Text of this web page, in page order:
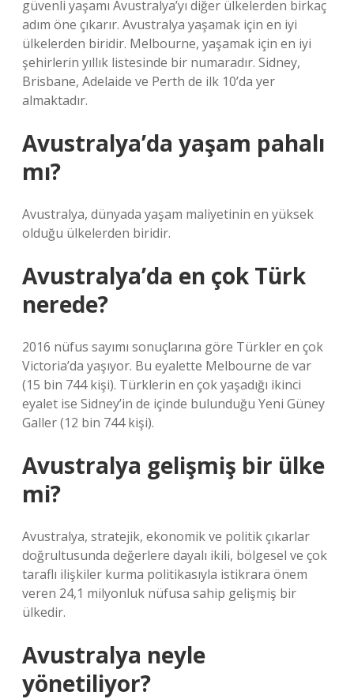
güvenli yaşamı Avustralya’yı diğer ülkelerden birkaç
adım öne çıkarır. Avustralya yaşamak için en iyi
ülkelerden biridir. Melbourne, yaşamak için en iyi
şehirlerin yıllık listesinde bir numaradır. Sidney,
Brisbane, Adelaide ve Perth de ilk 10’da yer
almaktadır.
Avustralya’da yaşam pahalı
mı?
Avustralya, dünyada yaşam maliyetinin en yüksek
olduğu ülkelerden biridir.
Avustralya’da en çok Türk
nerede?
2016 nüfus sayımı sonuçlarına göre Türkler en çok
Victoria’da yaşıyor. Bu eyalette Melbourne de var
(15 bin 744 kişi). Türklerin en çok yaşadığı ikinci
eyalet ise Sidney’in de içinde bulunduğu Yeni Güney
Galler (12 bin 744 kişi).
Avustralya gelişmiş bir ülke
mi?
Avustralya, stratejik, ekonomik ve politik çıkarlar
doğrultusunda değerlere dayalı ikili, bölgesel ve çok
taraflı ilişkiler kurma politikasıyla istikrara önem
veren 24,1 milyonluk nüfusa sahip gelişmiş bir
ülkedir.
Avustralya neyle
yönetiliyor?